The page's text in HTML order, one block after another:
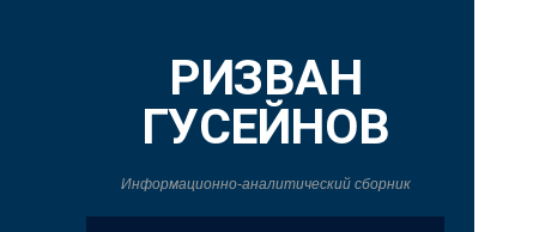
РИЗВАН
ГУСЕЙНОВ
Информационно-аналитический сборник